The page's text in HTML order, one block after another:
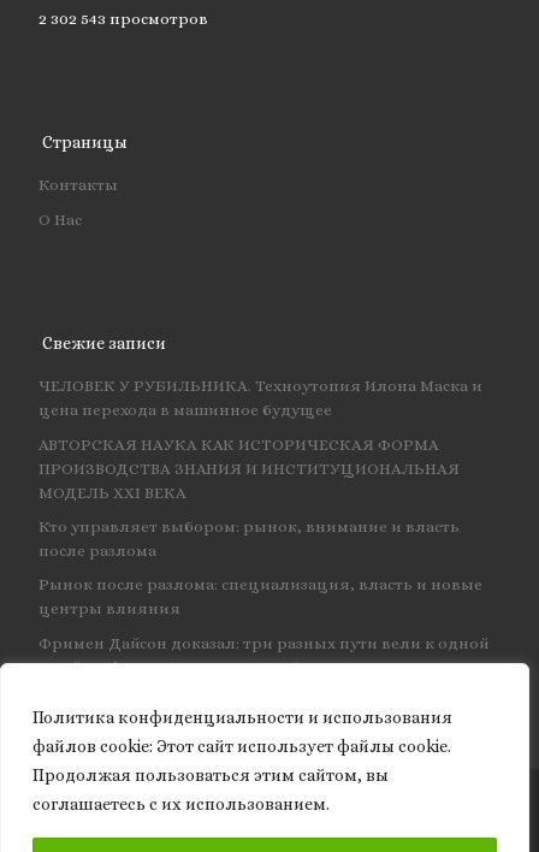
Политика конфиденциальности и использования
файлов сookie: Этот сайт использует файлы cookie.
Продолжая пользоваться этим сайтом, вы
соглашаетесь с их использованием.
2 302 543 просмотров
Страницы
Контакты
О Нас
Свежие записи
ЧЕЛОВЕК У РУБИЛЬНИКА. Техноутопия Илона Маска и
цена перехода в машинное будущее
АВТОРСКАЯ НАУКА КАК ИСТОРИЧЕСКАЯ ФОРМА
ПРОИЗВОДСТВА ЗНАНИЯ И ИНСТИТУЦИОНАЛЬНАЯ
МОДЕЛЬ XXI ВЕКА
Кто управляет выбором: рынок, внимание и власть
после разлома
Рынок после разлома: специализация, власть и новые
центры влияния
Фримен Дайсон доказал: три разных пути вели к одной
и той же физике — и навсегда объединил КЭД
© 2026Granite of science– Все права защищены